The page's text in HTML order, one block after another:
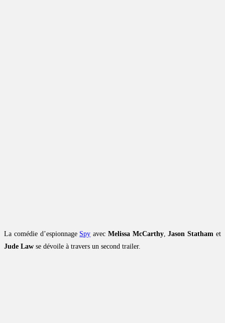
La comédie d’espionnage Spy avec Melissa McCarthy,Jason Statham et
Jude Law se dévoile à travers un second trailer.